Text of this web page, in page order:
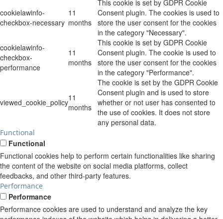
cookielawinfo-
checkbox-necessary
11
months
This cookie is set by GDPR Cookie
Consent plugin. The cookies is used to
store the user consent for the cookies
in the category "Necessary".
cookielawinfo-
checkbox-
performance
11
months
This cookie is set by GDPR Cookie
Consent plugin. The cookie is used to
store the user consent for the cookies
in the category "Performance".
viewed_cookie_policy11
months
The cookie is set by the GDPR Cookie
Consent plugin and is used to store
whether or not user has consented to
the use of cookies. It does not store
any personal data.
Functional
Functional
Functional cookies help to perform certain functionalities like sharing
the content of the website on social media platforms, collect
feedbacks, and other third-party features.
Performance
Performance
Performance cookies are used to understand and analyze the key